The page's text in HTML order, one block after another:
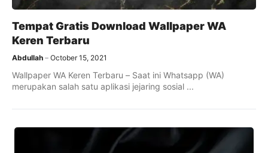
Tempat Gratis Download Wallpaper WA
Keren Terbaru
Abdullah October 15, 2021
Wallpaper WA Keren Terbaru – Saat ini Whatsapp (WA)
merupakan salah satu aplikasi jejaring sosial ...